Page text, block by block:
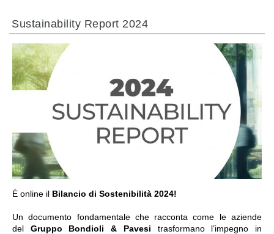
Sustainability Report 2024
È online il Bilancio di Sostenibilità 2024!
Un documento fondamentale che racconta come le aziende
del Gruppo Bondioli & Pavesi trasformano l’impegno in
VAI ALLA SEZIONE